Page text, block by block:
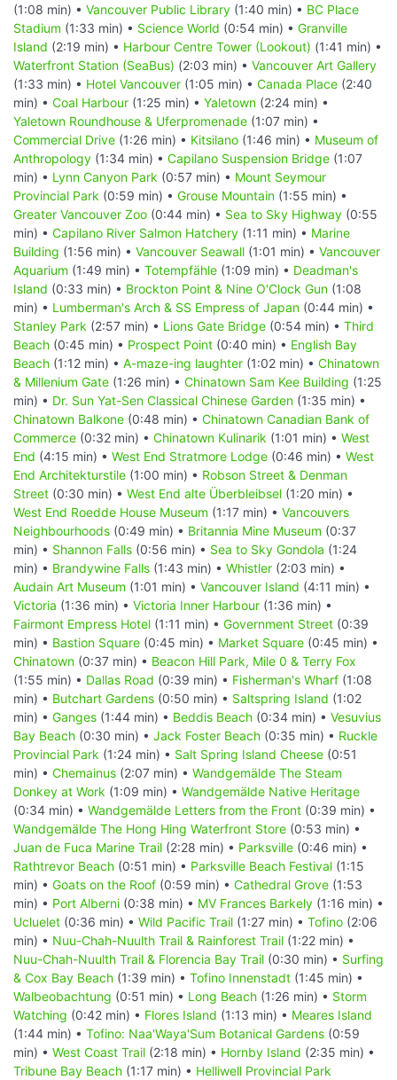
(1:08 min) • Vancouver Public Library (1:40 min) • BC Place
Stadium (1:33 min) • Science World (0:54 min) • Granville
Island (2:19 min) • Harbour Centre Tower (Lookout) (1:41 min) •
Waterfront Station (SeaBus) (2:03 min) • Vancouver Art Gallery
(1:33 min) • Hotel Vancouver (1:05 min) • Canada Place (2:40
min) • Coal Harbour (1:25 min) • Yaletown (2:24 min) •
Yaletown Roundhouse & Uferpromenade (1:07 min) •
Commercial Drive (1:26 min) • Kitsilano (1:46 min) • Museum of
Anthropology (1:34 min) • Capilano Suspension Bridge (1:07
min) • Lynn Canyon Park (0:57 min) • Mount Seymour
Provincial Park (0:59 min) • Grouse Mountain (1:55 min) •
Greater Vancouver Zoo (0:44 min) • Sea to Sky Highway (0:55
min) • Capilano River Salmon Hatchery (1:11 min) • Marine
Building (1:56 min) • Vancouver Seawall (1:01 min) • Vancouver
Aquarium (1:49 min) • Totempfähle (1:09 min) • Deadman's
Island (0:33 min) • Brockton Point & Nine O'Clock Gun (1:08
min) • Lumberman's Arch & SS Empress of Japan (0:44 min) •
Stanley Park (2:57 min) • Lions Gate Bridge (0:54 min) • Third
Beach (0:45 min) • Prospect Point (0:40 min) • English Bay
Beach (1:12 min) • A-maze-ing laughter (1:02 min) • Chinatown
& Millenium Gate (1:26 min) • Chinatown Sam Kee Building (1:25
min) • Dr. Sun Yat-Sen Classical Chinese Garden (1:35 min) •
Chinatown Balkone (0:48 min) • Chinatown Canadian Bank of
Commerce (0:32 min) • Chinatown Kulinarik (1:01 min) • West
End (4:15 min) • West End Stratmore Lodge (0:46 min) • West
End Architekturstile (1:00 min) • Robson Street & Denman
Street (0:30 min) • West End alte Überbleibsel (1:20 min) •
West End Roedde House Museum (1:17 min) • Vancouvers
Neighbourhoods (0:49 min) • Britannia Mine Museum (0:37
min) • Shannon Falls (0:56 min) • Sea to Sky Gondola (1:24
min) • Brandywine Falls (1:43 min) • Whistler (2:03 min) •
Audain Art Museum (1:01 min) • Vancouver Island (4:11 min) •
Victoria (1:36 min) • Victoria Inner Harbour (1:36 min) •
Fairmont Empress Hotel (1:11 min) • Government Street (0:39
min) • Bastion Square (0:45 min) • Market Square (0:45 min) •
Chinatown (0:37 min) • Beacon Hill Park, Mile 0 & Terry Fox
(1:55 min) • Dallas Road (0:39 min) • Fisherman's Wharf (1:08
min) • Butchart Gardens (0:50 min) • Saltspring Island (1:02
min) • Ganges (1:44 min) • Beddis Beach (0:34 min) • Vesuvius
Bay Beach (0:30 min) • Jack Foster Beach (0:35 min) • Ruckle
Provincial Park (1:24 min) • Salt Spring Island Cheese (0:51
min) • Chemainus (2:07 min) • Wandgemälde The Steam
Donkey at Work (1:09 min) • Wandgemälde Native Heritage
(0:34 min) • Wandgemälde Letters from the Front (0:39 min) •
Wandgemälde The Hong Hing Waterfront Store (0:53 min) •
Juan de Fuca Marine Trail (2:28 min) • Parksville (0:46 min) •
Rathtrevor Beach (0:51 min) • Parksville Beach Festival (1:15
min) • Goats on the Roof (0:59 min) • Cathedral Grove (1:53
min) • Port Alberni (0:38 min) • MV Frances Barkely (1:16 min) •
Ucluelet (0:36 min) • Wild Pacific Trail (1:27 min) • Tofino (2:06
min) • Nuu-Chah-Nuulth Trail & Rainforest Trail (1:22 min) •
Nuu-Chah-Nuulth Trail & Florencia Bay Trail (0:30 min) • Surfing
& Cox Bay Beach (1:39 min) • Tofino Innenstadt (1:45 min) •
Walbeobachtung (0:51 min) • Long Beach (1:26 min) • Storm
Watching (0:42 min) • Flores Island (1:13 min) • Meares Island
(1:44 min) • Tofino: Naa'Waya'Sum Botanical Gardens (0:59
min) • West Coast Trail (2:18 min) • Hornby Island (2:35 min) •
Tribune Bay Beach (1:17 min) • Helliwell Provincial Park